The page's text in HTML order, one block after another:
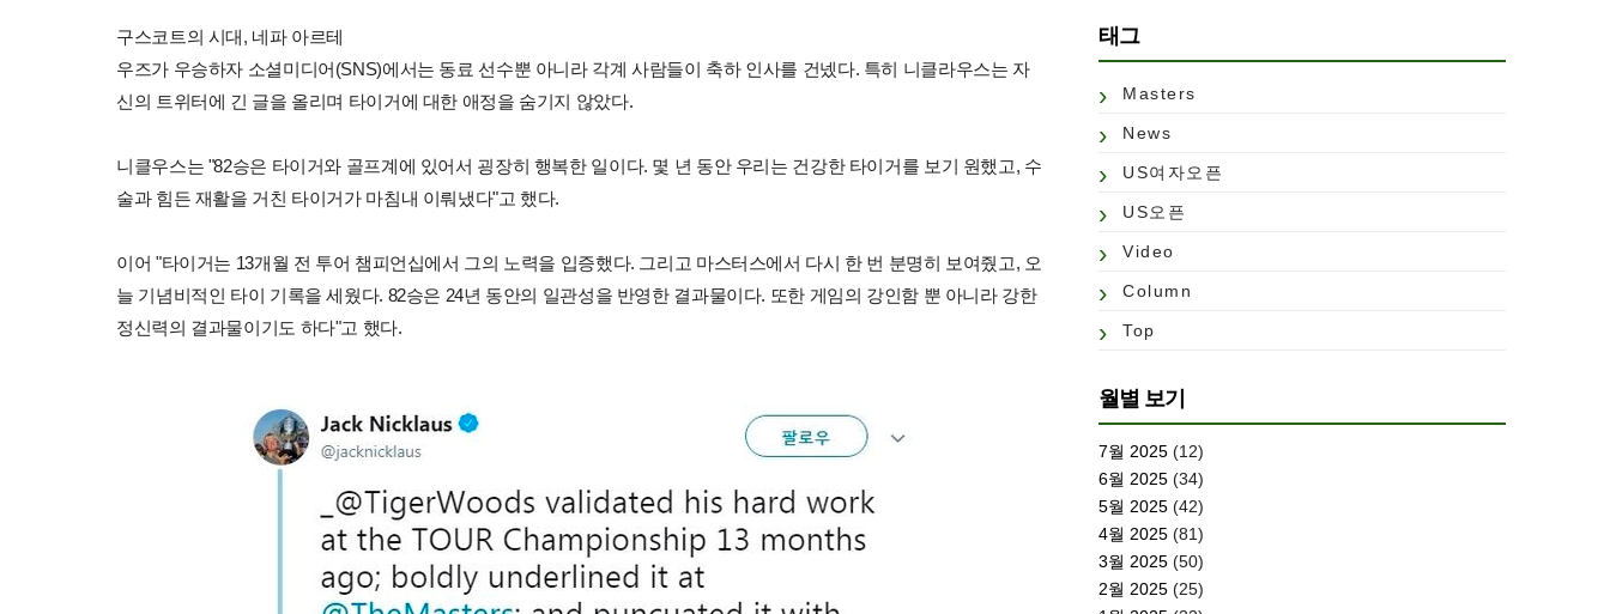
구스코트의 시대, 네파 아르테
우즈가 우승하자 소셜미디어(SNS)에서는 동료 선수뿐 아니라 각계 사람들이 축하 인사를 건넸다. 특히 니클라우스는 자
신의 트위터에 긴 글을 올리며 타이거에 대한 애정을 숨기지 않았다.
니클우스는 "82승은 타이거와 골프계에 있어서 굉장히 행복한 일이다. 몇 년 동안 우리는 건강한 타이거를 보기 원했고, 수
술과 힘든 재활을 거친 타이거가 마침내 이뤄냈다"고 했다.
이어 "타이거는 13개월 전 투어 챔피언십에서 그의 노력을 입증했다. 그리고 마스터스에서 다시 한 번 분명히 보여줬고, 오
늘 기념비적인 타이 기록을 세웠다. 82승은 24년 동안의 일관성을 반영한 결과물이다. 또한 게임의 강인함 뿐 아니라 강한
정신력의 결과물이기도 하다"고 했다.
태그
Masters
News
US여자오픈
US오픈
Video
Column
Top
월별 보기
7월 2025 (12)
6월 2025 (34)
5월 2025 (42)
4월 2025 (81)
3월 2025 (50)
2월 2025 (25)